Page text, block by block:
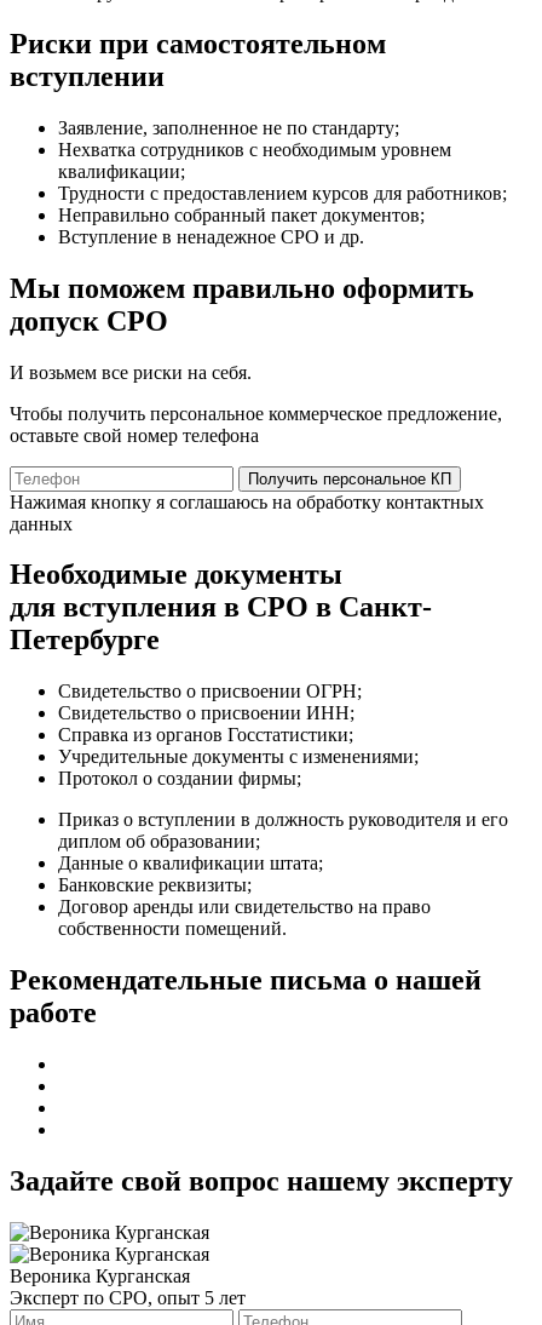
Риски при самостоятельном
вступлении
Заявление, заполненное не по стандарту;
Нехватка сотрудников с необходимым уровнем
квалификации;
Трудности с предоставлением курсов для работников;
Неправильно собранный пакет документов;
Вступление в ненадежное СРО и др.
Мы поможем правильно оформить
допуск СРО
И возьмем все риски на себя.
Чтобы получить персональное коммерческое предложение,
оставьте свой номер телефона
Получить персональное КП
Нажимая кнопку я соглашаюсь на обработку контактных
данных
Необходимые документы
для вступления в СРО в Санкт-
Петербурге
Свидетельство о присвоении ОГРН;
Свидетельство о присвоении ИНН;
Справка из органов Госстатистики;
Учредительные документы с изменениями;
Протокол о создании фирмы;
Приказ о вступлении в должность руководителя и его
диплом об образовании;
Данные о квалификации штата;
Банковские реквизиты;
Договор аренды или свидетельство на право
собственности помещений.
Рекомендательные письма о нашей
работе
Задайте свой вопрос нашему эксперту
Вероника Курганская
Эксперт по СРО, опыт 5 лет